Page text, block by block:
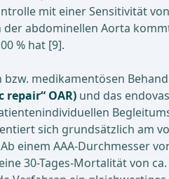
mit einer Sensitivität
abdominellen Aorta
% hat [9].
medikamentösen
repair“ OAR) und das
sich grundsätzlich am
einem AAA-Durchmesser
30-Tages-Mortalität von ca.